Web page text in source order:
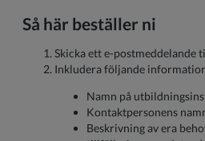
Så här beställer ni
Skicka ett e-postmeddelande
Inkludera följande
Namn på
Kontaktpersonens
Beskrivning av era